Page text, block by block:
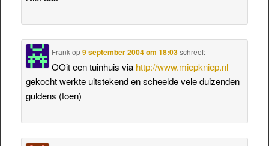
Frankop9 september 2004 om 18:03 schreef:
OOit een tuinhuis via http://www.miepkniep.nl
gekocht werkte uitstekend en scheelde vele duizenden
guldens (toen)